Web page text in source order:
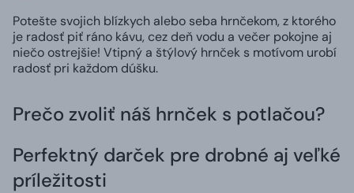
Potešte svojich blízkych alebo seba hrnčekom, z ktorého
je radosť piť ráno kávu, cez deň vodu a večer pokojne aj
niečo ostrejšie! Vtipný a štýlový hrnček s motívom urobí
radosť pri každom dúšku.
Prečo zvoliť náš hrnček s potlačou?
Perfektný darček pre drobné aj veľké
príležitosti